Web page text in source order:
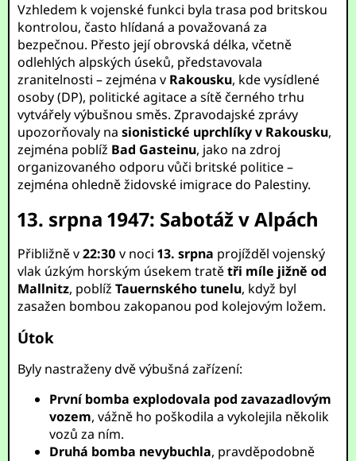
Vzhledem k vojenské funkci byla trasa pod britskou
kontrolou, často hlídaná a považovaná za
bezpečnou. Přesto její obrovská délka, včetně
odlehlých alpských úseků, představovala
zranitelnosti – zejména v Rakousku, kde vysídlené
osoby (DP), politické agitace a sítě černého trhu
vytvářely výbušnou směs. Zpravodajské zprávy
upozorňovaly nasionistické uprchlíky v Rakousku,
zejména poblíž Bad Gasteinu, jako na zdroj
organizovaného odporu vůči britské politice –
zejména ohledně židovské imigrace do Palestiny.
13. srpna 1947: Sabotáž v Alpách
Přibližně v22:30 v noci13. srpna projížděl vojenský
vlak úzkým horským úsekem tratětři míle jižně od
Mallnitz, poblížTauernského tunelu, když byl
zasažen bombou zakopanou pod kolejovým ložem.
Útok
Byly nastraženy dvě výbušná zařízení:
První bomba explodovala pod zavazadlovým
vozem, vážně ho poškodila a vykolejila několik
vozů za ním.
Druhá bomba nevybuchla, pravděpodobně